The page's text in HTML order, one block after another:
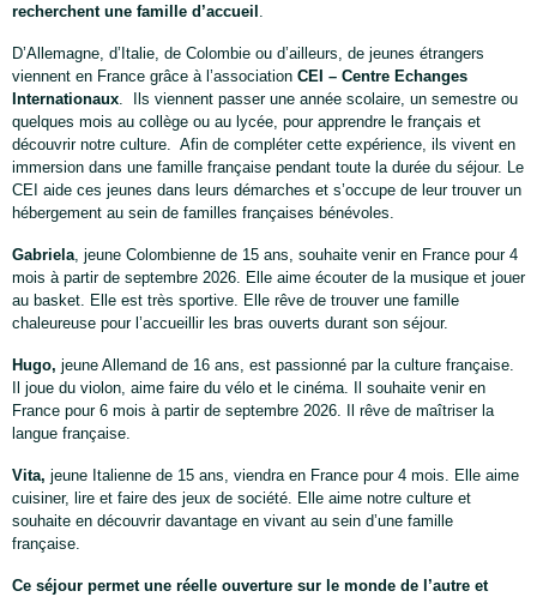
recherchent une famille d’accueil .
D’Allemagne, d’Italie, de Colombie ou d’ailleurs, de jeunes étrangers
viennent en France grâce à l’association CEI – Centre Echanges
Internationaux. Ils viennent passer une année scolaire, un semestre ou
quelques mois au collège ou au lycée, pour apprendre le français et
découvrir notre culture. Afin de compléter cette expérience, ils vivent en
immersion dans une famille française pendant toute la durée du séjour. Le
CEI aide ces jeunes dans leurs démarches et s’occupe de leur trouver un
hébergement au sein de familles françaises bénévoles.
Gabriela, jeune Colombienne de 15 ans, souhaite venir en France pour 4
mois à partir de septembre 2026. Elle aime écouter de la musique et jouer
au basket. Elle est très sportive. Elle rêve de trouver une famille
chaleureuse pour l’accueillir les bras ouverts durant son séjour.
Hugo, jeune Allemand de 16 ans, est passionné par la culture française.
Il joue du violon, aime faire du vélo et le cinéma. Il souhaite venir en
France pour 6 mois à partir de septembre 2026. Il rêve de maîtriser la
langue française.
Vita, jeune Italienne de 15 ans, viendra en France pour 4 mois. Elle aime
cuisiner, lire et faire des jeux de société. Elle aime notre culture et
souhaite en découvrir davantage en vivant au sein d’une famille
française.
Ce séjour permet une réelle ouverture sur le monde de l’autre et